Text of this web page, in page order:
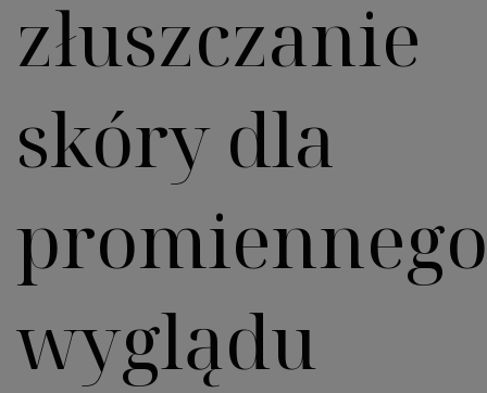
złuszczanie
skóry dla
promiennego
wyglądu